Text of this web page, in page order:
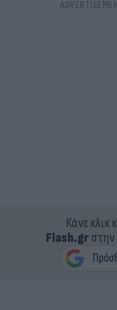
Κάνε κλικ
Flash.gr